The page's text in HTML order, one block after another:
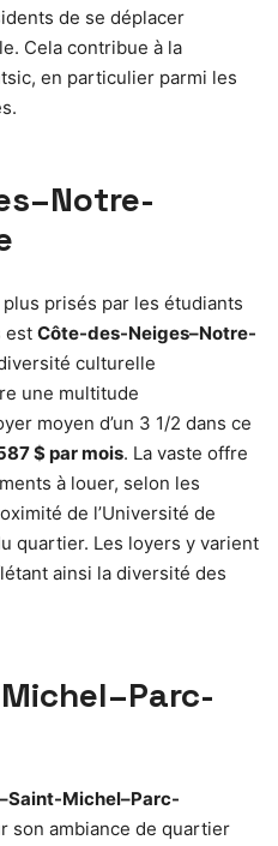
de se déplacer
Cela contribue à la
en particulier parmi les
prisés par les étudiants
est Côte-des-Neiges–Notre-
culturelle
une multitude
moyen d’un 3 1/2 dans ce
$ par mois. La vaste offre
à louer, selon les
de l’Université de
quartier. Les loyers y varient
ainsi la diversité des
Michel–Parc-
son ambiance de quartier